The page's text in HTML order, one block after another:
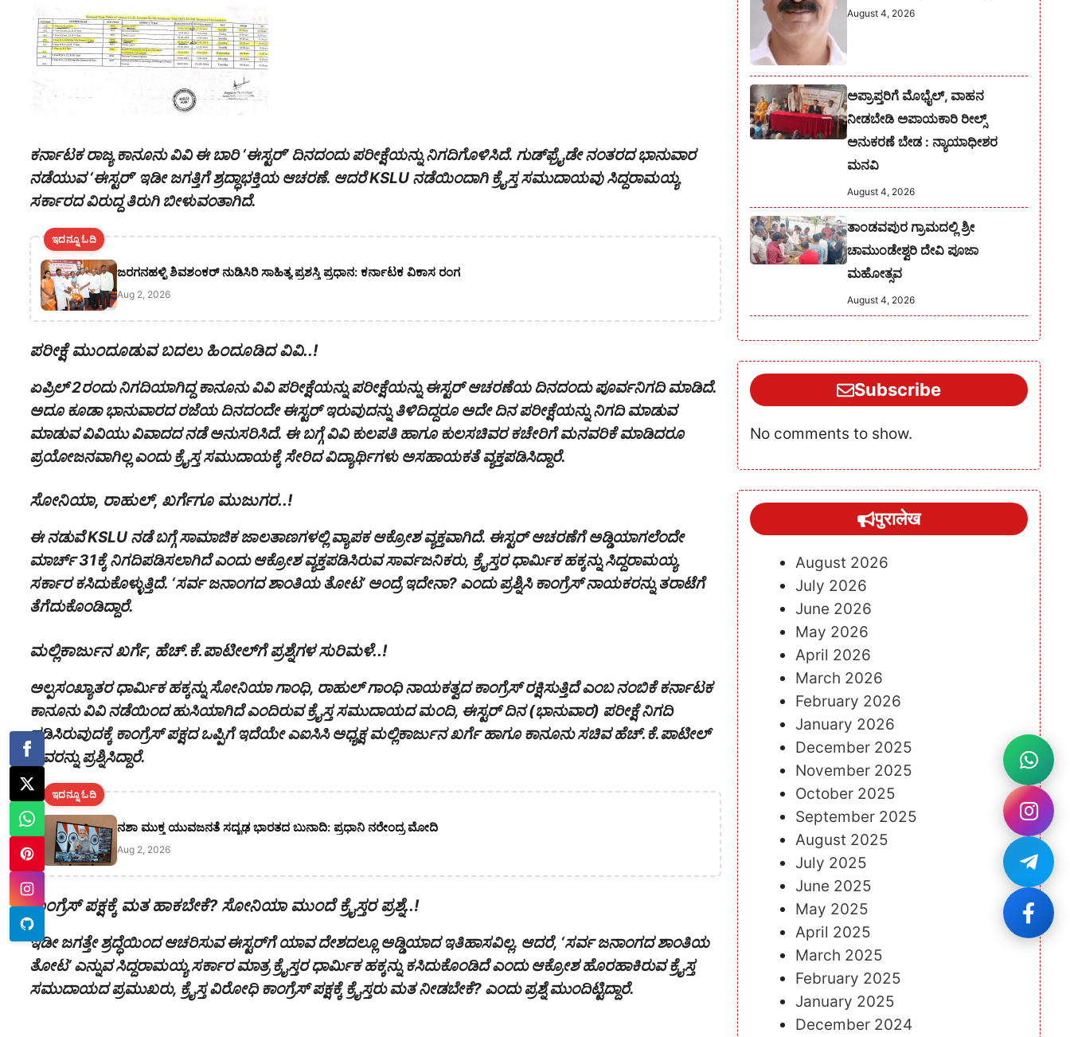
ಕರ್ನಾಟಕ ರಾಜ್ಯ ಕಾನೂನು ವಿವಿ ಈ ಬಾರಿ ‘ಈಸ್ಟರ್’ ದಿನದಂದು ಪರೀಕ್ಷೆಯನ್ನು ನಿಗದಿಗೊಳಿಸಿದೆ. ಗುಡ್‌ಫ್ರೈಡೇ ನಂತರದ ಭಾನುವಾರ
ನಡೆಯುವ ‘ಈಸ್ಟರ್’ ಇಡೀ ಜಗತ್ತಿಗೆ ಶ್ರದ್ಧಾಭಕ್ತಿಯ ಆಚರಣೆ. ಆದರೆ KSLU ನಡೆಯಿಂದಾಗಿ ಕ್ರೈಸ್ತ ಸಮುದಾಯವು ಸಿದ್ದರಾಮಯ್ಯ
ಸರ್ಕಾರದ ವಿರುದ್ದ ತಿರುಗಿ ಬೀಳುವಂತಾಗಿದೆ.
ಇದನ್ನೂ ಓದಿ
ಜರಗನಹಳ್ಳಿ ಶಿವಶಂಕರ್ ನುಡಿಸಿರಿ ಸಾಹಿತ್ಯ ಪ್ರಶಸ್ತಿ ಪ್ರಧಾನ: ಕರ್ನಾಟಕ ವಿಕಾಸ ರಂಗ
Aug 2, 2026
ಪರೀಕ್ಷೆ ಮುಂದೂಡುವ ಬದಲು ಹಿಂದೂಡಿದ ವಿವಿ..!
ಏಪ್ರಿಲ್ 2ರಂದು ನಿಗದಿಯಾಗಿದ್ದ ಕಾನೂನು ವಿವಿ ಪರೀಕ್ಷೆಯನ್ನು ಪರೀಕ್ಷೆಯನ್ನು ಈಸ್ಟರ್ ಆಚರಣೆಯ ದಿನದಂದು ಪೂರ್ವನಿಗದಿ ಮಾಡಿದೆ.
ಅದೂ ಕೂಡಾ ಭಾನುವಾರದ ರಜೆಯ ದಿನದಂದೇ ಈಸ್ಟರ್ ಇರುವುದನ್ನು ತಿಳಿದಿದ್ದರೂ ಅದೇ ದಿನ ಪರೀಕ್ಷೆಯನ್ನು ನಿಗದಿ ಮಾಡುವ
ಮಾಡುವ ವಿವಿಯು ವಿವಾದದ ನಡೆ ಅನುಸರಿಸಿದೆ. ಈ ಬಗ್ಗೆ ವಿವಿ ಕುಲಪತಿ ಹಾಗೂ ಕುಲಸಚಿವರ ಕಚೇರಿಗೆ ಮನವರಿಕೆ ಮಾಡಿದರೂ
ಪ್ರಯೋಜನವಾಗಿಲ್ಲ ಎಂದು ಕ್ರೈಸ್ತ ಸಮುದಾಯಕ್ಕೆ ಸೇರಿದ ವಿದ್ಯಾರ್ಥಿಗಳು ಅಸಹಾಯಕತೆ ವ್ಯಕ್ತಪಡಿಸಿದ್ದಾರೆ.
ಸೋನಿಯಾ, ರಾಹುಲ್, ಖರ್ಗೆಗೂ ಮುಜುಗರ..!
ಈ ನಡುವೆ KSLU ನಡೆ ಬಗ್ಗೆ ಸಾಮಾಜಿಕ ಜಾಲತಾಣಗಳಲ್ಲಿ ವ್ಯಾಪಕ ಆಕ್ರೋಶ ವ್ಯಕ್ತವಾಗಿದೆ. ಈಸ್ಟರ್ ಆಚರಣೆಗೆ ಅಡ್ಡಿಯಾಗಲೆಂದೇ
ಮಾರ್ಚ್ 31ಕ್ಕೆ ನಿಗದಿಪಡಿಸಲಾಗಿದೆ ಎಂದು ಆಕ್ರೋಶ ವ್ಯಕ್ತಪಡಿಸಿರುವ ಸಾರ್ವಜನಿಕರು, ಕ್ರೈಸ್ತರ ಧಾರ್ಮಿಕ ಹಕ್ಕನ್ನು ಸಿದ್ದರಾಮಯ್ಯ
ಸರ್ಕಾರ ಕಸಿದುಕೊಳ್ಳುತ್ತಿದೆ. ‘ಸರ್ವ ಜನಾಂಗದ ಶಾಂತಿಯ ತೋಟ’ ಅಂದ್ರೆ ಇದೇನಾ? ಎಂದು ಪ್ರಶ್ನಿಸಿ ಕಾಂಗ್ರೆಸ್ ನಾಯಕರನ್ನು ತರಾಟೆಗೆ
ತೆಗೆದುಕೊಂಡಿದ್ದಾರೆ.
ಮಲ್ಲಿಕಾರ್ಜುನ ಖರ್ಗೆ, ಹೆಚ್.ಕೆ.ಪಾಟೀಲ್‌ಗೆ ಪ್ರಶ್ನೆಗಳ ಸುರಿಮಳೆ‌‌..!
ಅಲ್ಪಸಂಖ್ಯಾತರ ಧಾರ್ಮಿಕ ಹಕ್ಕನ್ನು ಸೋನಿಯಾ ಗಾಂಧಿ, ರಾಹುಲ್ ಗಾಂಧಿ ನಾಯಕತ್ವದ ಕಾಂಗ್ರೆಸ್ ರಕ್ಷಿಸುತ್ತಿದೆ ಎಂಬ ನಂಬಿಕೆ ಕರ್ನಾಟಕ
ಕಾನೂನು ವಿವಿ ನಡೆಯಿಂದ ಹುಸಿಯಾಗಿದೆ ಎಂದಿರುವ ಕ್ರೈಸ್ತ ಸಮುದಾಯದ ಮಂದಿ, ಈಸ್ಟರ್ ದಿನ (ಭಾನುವಾರ) ಪರೀಕ್ಷೆ ನಿಗದಿ
ಪಡಿಸಿರುವುದಕ್ಕೆ ಕಾಂಗ್ರೆಸ್ ಪಕ್ಷದ ಒಪ್ಪಿಗೆ ಇದೆಯೇ ಎಐಸಿಸಿ ಅಧ್ಯಕ್ಷ ಮಲ್ಲಿಕಾರ್ಜುನ ಖರ್ಗೆ ಹಾಗೂ ಕಾನೂನು ಸಚಿವ ಹೆಚ್‌.ಕೆ.ಪಾಟೀಲ್
ಅವರನ್ನು ಪ್ರಶ್ನಿಸಿದ್ದಾರೆ.
ಇದನ್ನೂ ಓದಿ
ನಶಾ ಮುಕ್ತ ಯುವಜನತೆ ಸದೃಢ ಭಾರತದ ಬುನಾದಿ: ಪ್ರಧಾನಿ ನರೇಂದ್ರ ಮೋದಿ
Aug 2, 2026
ಕಾಂಗ್ರೆಸ್ ಪಕ್ಷಕ್ಕೆ ಮತ ಹಾಕಬೇಕೆ? ಸೋನಿಯಾ ಮುಂದೆ ಕ್ರೈಸ್ತರ ಪ್ರಶ್ನೆ..!
ಇಡೀ ಜಗತ್ತೇ ಶ್ರದ್ಧೆಯಿಂದ ಆಚರಿಸುವ ಈಸ್ಟರ್‌ಗೆ ಯಾವ ದೇಶದಲ್ಲೂ ಅಡ್ಡಿಯಾದ ಇತಿಹಾಸವಿಲ್ಲ. ಆದರೆ, ‘ಸರ್ವ ಜನಾಂಗದ ಶಾಂತಿಯ
ತೋಟ’ ಎನ್ನುವ ಸಿದ್ದರಾಮಯ್ಯ ಸರ್ಕಾರ ಮಾತ್ರ ಕ್ರೈಸ್ತರ ಧಾರ್ಮಿಕ ಹಕ್ಕನ್ನು ಕಸಿದುಕೊಂಡಿದೆ ಎಂದು ಆಕ್ರೋಶ ಹೊರಹಾಕಿರುವ ಕ್ರೈಸ್ತ
ಸಮುದಾಯದ ಪ್ರಮುಖರು, ಕ್ರೈಸ್ತ ವಿರೋಧಿ ಕಾಂಗ್ರೆಸ್ ಪಕ್ಷಕ್ಕೆ ಕ್ರೈಸ್ತರು ಮತ ನೀಡಬೇಕೆ? ಎಂದು ಪ್ರಶ್ನೆ ಮುಂದಿಟ್ಟಿದ್ದಾರೆ.
August 4, 2026
ಅಪ್ರಾಪ್ತರಿಗೆ ಮೊಭೈಲ್, ವಾಹನ
ನೀಡಬೇಡಿ ಅಪಾಯಕಾರಿ ರೀಲ್ಸ್
ಅನುಕರಣೆ ಬೇಡ : ನ್ಯಾಯಾಧೀಶರ
ಮನವಿ
August 4, 2026
ತಾಂಡವಪುರ ಗ್ರಾಮದಲ್ಲಿ ಶ್ರೀ
ಚಾಮುಂಡೇಶ್ವರಿ ದೇವಿ ಪೂಜಾ
ಮಹೋತ್ಸವ
August 4, 2026
Subscribe
No comments to show.
पुरालेख
August 2026
July 2026
June 2026
May 2026
April 2026
March 2026
February 2026
January 2026
December 2025
November 2025
October 2025
September 2025
August 2025
July 2025
June 2025
May 2025
April 2025
March 2025
February 2025
January 2025
December 2024